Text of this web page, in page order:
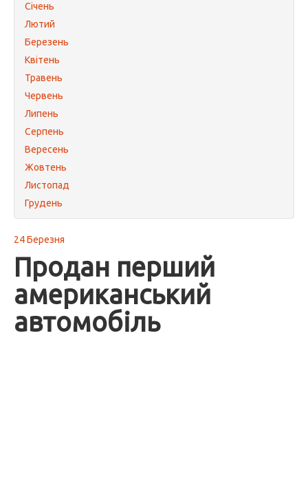
Січень
Лютий
Березень
Квітень
Травень
Червень
Липень
Серпень
Вересень
Жовтень
Листопад
Грудень
24 Березня
Продан перший
американський
автомобіль